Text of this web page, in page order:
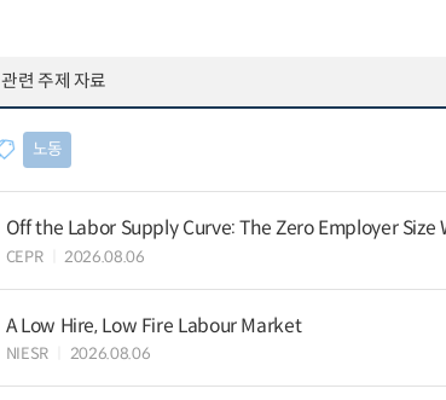
관련 주제 자료
노동
Off the Labor Supply Curve: The Zero Employer
CEPR 2026.08.06
A Low Hire, Low Fire Labour Market
NIESR 2026.08.06